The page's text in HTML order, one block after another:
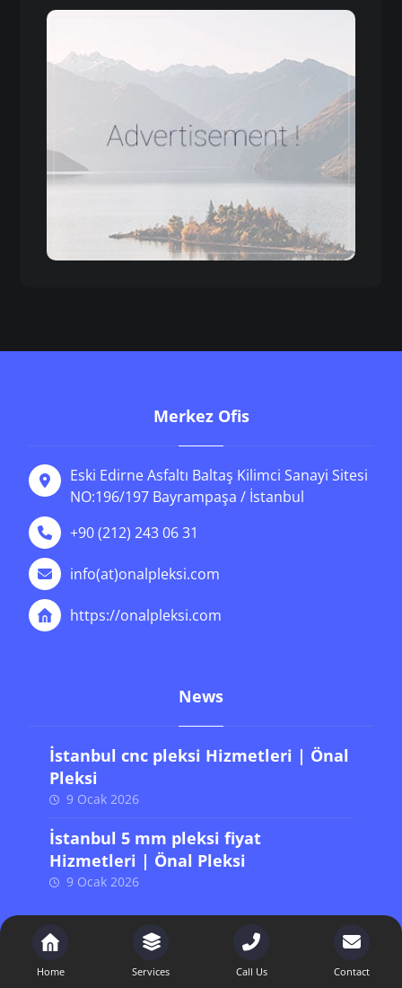
Merkez Ofis
Eski Edirne Asfaltı Baltaş Kilimci Sanayi Sitesi
NO:196/197 Bayrampaşa / İstanbul
+90 (212) 243 06 31
info(at)onalpleksi.com
https://onalpleksi.com
News
İstanbul cnc pleksi Hizmetleri | Önal
Pleksi
9 Ocak 2026
İstanbul 5 mm pleksi fiyat
Hizmetleri | Önal Pleksi
9 Ocak 2026
Son Yazılar
Home Services Call Us Contact